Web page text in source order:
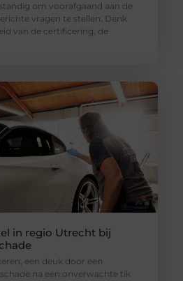
om voorafgaand aan de
vragen te stellen. Denk
van de certificering, de
in regio Utrecht bij
een deuk door een
na een onverwachte tik